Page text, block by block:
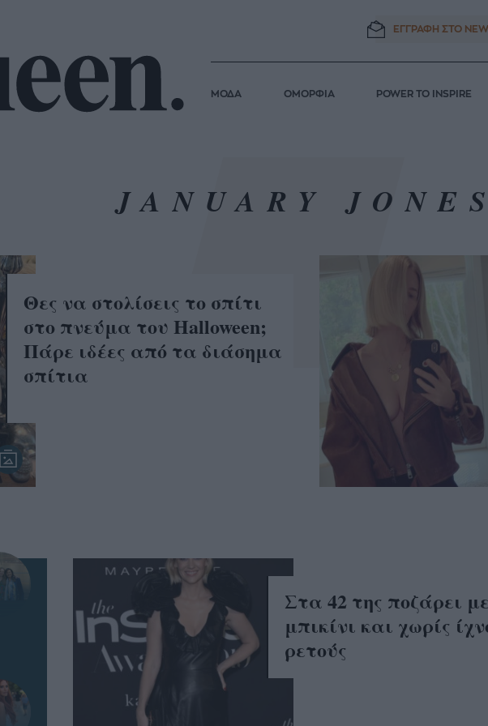
ΕΓΓΡΑΦΗ ΣΤΟ
ΜΟΔΑ ΟΜΟΡΦΙΑ POWER TO INSPIRE
JANUARY
Θες να στολίσεις το σπίτι
στο πνεύμα του Halloween;
Πάρε ιδέες από τα διάσημα
σπίτια
Στα 42 της ποζάρει
μπικίνι και χωρίς
ρετούς